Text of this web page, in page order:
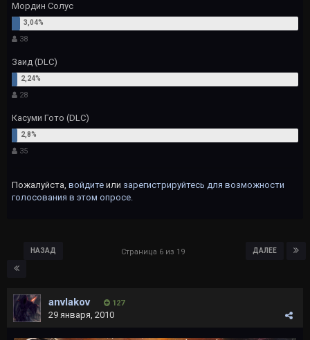
Мордин Солус
38
Заид (DLC)
28
Касуми Гото (DLC)
35
Пожалуйста, войдите или зарегистрируйтесь для возможности
голосования в этом опросе.
НАЗАД ДАЛЕЕ
Страница 6 из 19
anvlakov 127
29 января, 2010